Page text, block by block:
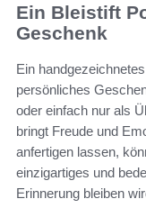
Ein Bleistift
Geschenk
Ein
persönliches
oder einfach nur als
bringt Freude und
anfertigen lassen,
einzigartiges und
Erinnerung bleiben